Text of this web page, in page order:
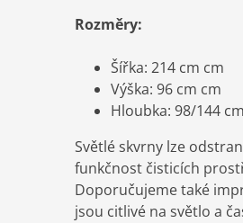
Rozměry:
Šířka: 214 cm cm
Výška: 96 cm cm
Hloubka: 98/144
Světlé skvrny lze
funkčnost čisticích
Doporučujeme také
jsou citlivé na světlo a